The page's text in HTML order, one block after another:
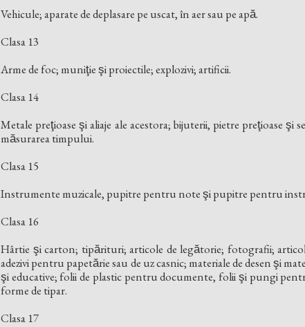
Vehicule; aparate de deplasare pe uscat, în aer sau pe apă.
Clasa 13
Arme de foc; muniţie şi proiectile; explozivi; artificii.
Clasa 14
Metale preţioase şi aliaje ale acestora; bijuterii, pietre preţioase
măsurarea timpului.
Clasa 15
Instrumente muzicale, pupitre pentru note şi pupitre pentru
Clasa 16
Hârtie şi carton; tipărituri; articole de legătorie; fotografii;
adezivi pentru papetărie sau de uz casnic; materiale de desen şi
şi educative; folii de plastic pentru documente, folii şi pungi
forme de tipar.
Clasa 17